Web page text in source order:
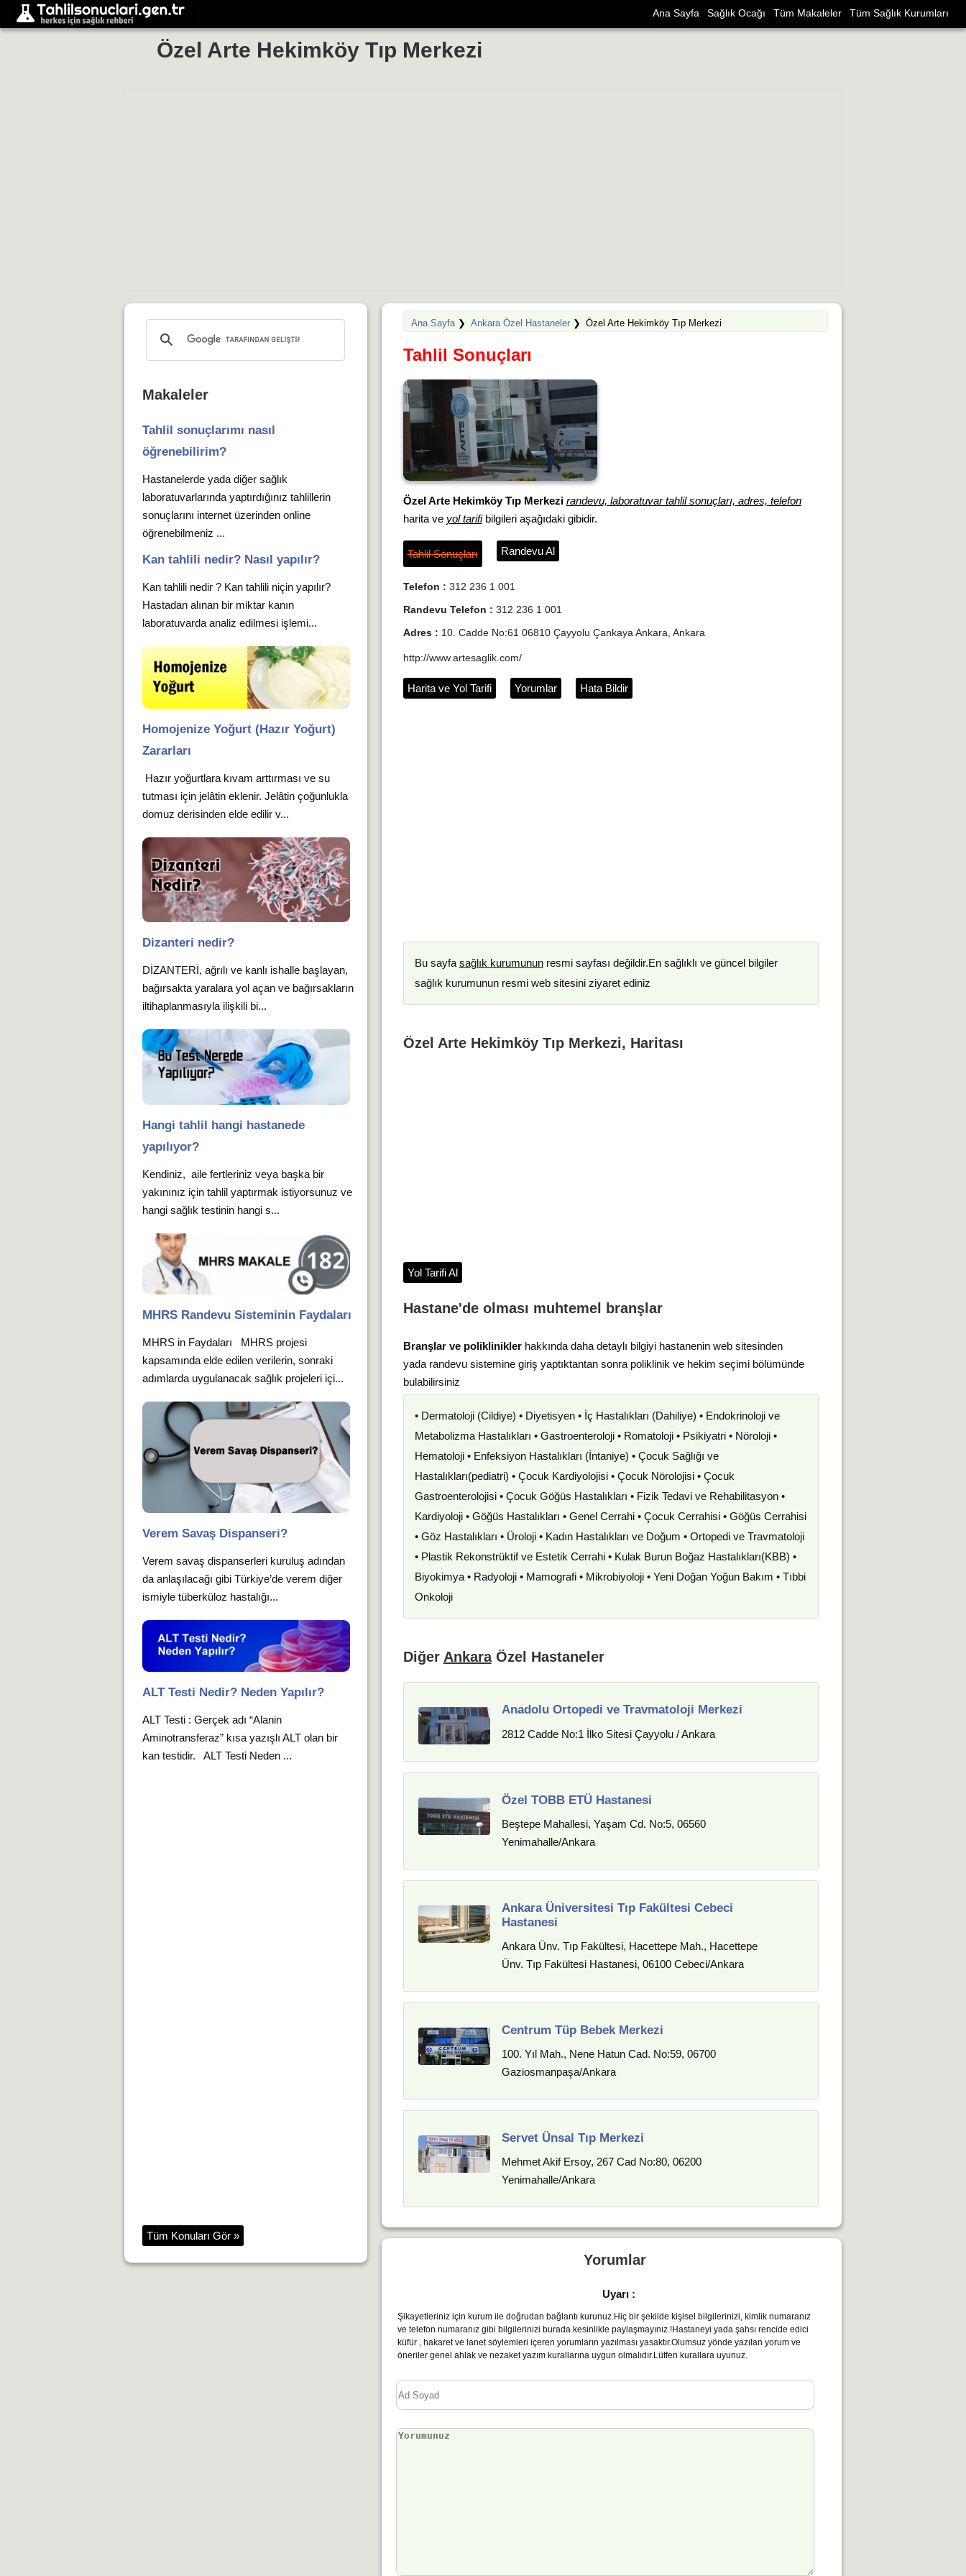
Ana Sayfa Sağlık Ocağı Tüm Makaleler Tüm Sağlık Kurumları
Özel Arte Hekimköy Tıp Merkezi
Ana Sayfa❯ Ankara Özel Hastaneler❯ Özel Arte Hekimköy Tıp Merkezi
Tahlil Sonuçları
Özel Arte Hekimköy Tıp Merkezi randevu, laboratuvar tahlil sonuçları, adres, telefon
harita ve yol tarifibilgileri aşağıdaki gibidir.
Tahlil Sonuçları Randevu Al
Telefon : 312 236 1 001
Randevu Telefon : 312 236 1 001
Adres : 10. Cadde No:61 06810 Çayyolu Çankaya Ankara, Ankara
http://www.artesaglik.com/
Harita ve Yol Tarifi Yorumlar Hata Bildir
Bu sayfa sağlık kurumununresmi sayfası değildir.En sağlıklı ve güncel bilgiler
sağlık kurumunun resmi web sitesini ziyaret ediniz
Özel Arte Hekimköy Tıp Merkezi, Haritası
Yol Tarifi Al
Hastane'de olması muhtemel branşlar
Branşlar ve polikliniklerhakkında daha detaylı bilgiyi hastanenin web sitesinden
yada randevu sistemine giriş yaptıktantan sonra poliklinik ve hekim seçimi bölümünde
bulabilirsiniz
• Dermatoloji (Cildiye) • Diyetisyen • İç Hastalıkları (Dahiliye) • Endokrinoloji ve
Metabolizma Hastalıkları • Gastroenteroloji • Romatoloji • Psikiyatri • Nöroloji •
Hematoloji • Enfeksiyon Hastalıkları (İntaniye) • Çocuk Sağlığı ve
Hastalıkları(pediatri) • Çocuk Kardiyolojisi • Çocuk Nörolojisi • Çocuk
Gastroenterolojisi • Çocuk Göğüs Hastalıkları • Fizik Tedavi ve Rehabilitasyon •
Kardiyoloji • Göğüs Hastalıkları • Genel Cerrahi • Çocuk Cerrahisi • Göğüs Cerrahisi
• Göz Hastalıkları • Üroloji • Kadın Hastalıkları ve Doğum • Ortopedi ve Travmatoloji
• Plastik Rekonstrüktif ve Estetik Cerrahi • Kulak Burun Boğaz Hastalıkları(KBB) •
Biyokimya • Radyoloji • Mamografi • Mikrobiyoloji • Yeni Doğan Yoğun Bakım • Tıbbi
Onkoloji
Diğer AnkaraÖzel Hastaneler
Anadolu Ortopedi ve Travmatoloji Merkezi
2812 Cadde No:1 İlko Sitesi Çayyolu / Ankara
Özel TOBB ETÜ Hastanesi
Beştepe Mahallesi, Yaşam Cd. No:5, 06560
Yenimahalle/Ankara
Ankara Üniversitesi Tıp Fakültesi Cebeci
Hastanesi
Ankara Ünv. Tıp Fakültesi, Hacettepe Mah., Hacettepe
Ünv. Tıp Fakültesi Hastanesi, 06100 Cebeci/Ankara
Centrum Tüp Bebek Merkezi
100. Yıl Mah., Nene Hatun Cad. No:59, 06700
Gaziosmanpaşa/Ankara
Servet Ünsal Tıp Merkezi
Mehmet Akif Ersoy, 267 Cad No:80, 06200
Yenimahalle/Ankara
Makaleler
Tahlil sonuçlarımı nasıl
öğrenebilirim?
Hastanelerde yada diğer sağlık
laboratuvarlarında yaptırdığınız tahlillerin
sonuçlarını internet üzerinden online
öğrenebilmeniz ...
Kan tahlili nedir? Nasıl yapılır?
Kan tahlili nedir ? Kan tahlili niçin yapılır?
Hastadan alınan bir miktar kanın
laboratuvarda analiz edilmesi işlemi...
Homojenize Yoğurt (Hazır Yoğurt)
Zararları
Hazır yoğurtlara kıvam arttırması ve su
tutması için jelâtin eklenir. Jelâtin çoğunlukla
domuz derisinden elde edilir v...
Dizanteri nedir?
DİZANTERİ, ağrılı ve kanlı ishalle başlayan,
bağırsakta yaralara yol açan ve bağırsakların
iltihaplanmasıyla ilişkili bi...
Hangi tahlil hangi hastanede
yapılıyor?
Kendiniz, aile fertleriniz veya başka bir
yakınınız için tahlil yaptırmak istiyorsunuz ve
hangi sağlık testinin hangi s...
MHRS Randevu Sisteminin Faydaları
MHRS in Faydaları MHRS projesi
kapsamında elde edilen verilerin, sonraki
adımlarda uygulanacak sağlık projeleri içi...
Verem Savaş Dispanseri?
Verem savaş dispanserleri kuruluş adından
da anlaşılacağı gibi Türkiye’de verem diğer
ismiyle tüberküloz hastalığı...
ALT Testi Nedir? Neden Yapılır?
ALT Testi : Gerçek adı “Alanin
Aminotransferaz” kısa yazışlı ALT olan bir
kan testidir. ALT Testi Neden ...
Tüm Konuları Gör »
Yorumlar
Uyarı :
Şikayetleriniz için kurum ile doğrudan bağlantı kurunuz.Hiç bir şekilde kişisel bilgilerinizi, kimlik numaranız
ve telefon numaranız gibi bilgilerinizi burada kesinlikle paylaşmayınız.!Hastaneyi yada şahsı rencide edici
küfür , hakaret ve lanet söylemleri içeren yorumların yazılması yasaktır.Olumsuz yönde yazılan yorum ve
öneriler genel ahlak ve nezaket yazım kurallarına uygun olmalıdır.Lütfen kurallara uyunuz.